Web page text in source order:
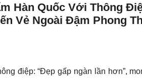
Hàn Quốc Với Thông
Vẻ Ngoài Đậm Phong
điệp: “Đẹp gấp ngàn lần hơn”,